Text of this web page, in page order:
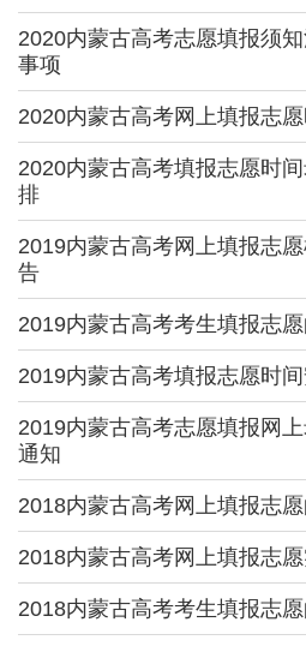
2020内蒙古高考志愿填报须
事项
2020内蒙古高考网上填报志
2020内蒙古高考填报志愿时
排
2019内蒙古高考网上填报志
告
2019内蒙古高考考生填报志
2019内蒙古高考填报志愿时
2019内蒙古高考志愿填报网
通知
2018内蒙古高考网上填报志
2018内蒙古高考网上填报志
2018内蒙古高考考生填报志